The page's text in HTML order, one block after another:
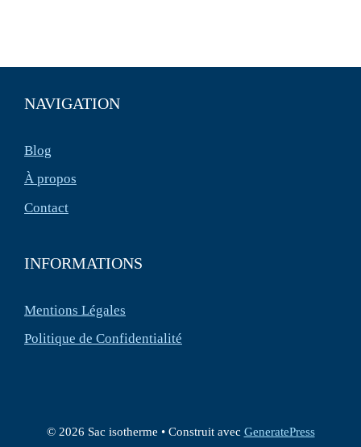
NAVIGATION
Blog
À propos
Contact
INFORMATIONS
Mentions Légales
Politique de Confidentialité
© 2026 Sac isotherme • Construit avec GeneratePress